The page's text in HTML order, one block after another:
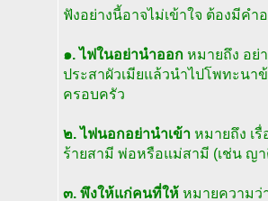
ฟังอย่างนี้อาจไม่เข้าใจ ต้องมีค
๑. ไฟในอย่านำออก หมายถึง อย่
ประสาผัวเมียแล้วนำไปโพทะนา
ครอบครัว
๒. ไฟนอกอย่านำเข้า หมายถึง เ
ร้ายสามี พ่อหรือแม่สามี (เช่น ญ
๓. พึงให้แก่คนที่ให้ หมายความว่